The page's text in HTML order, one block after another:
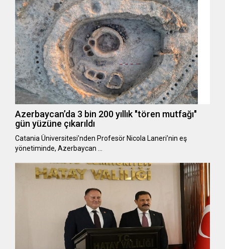
Azerbaycan’da 3 bin 200 yıllık "tören mutfağı"
gün yüzüne çıkarıldı
Catania Üniversitesi’nden Profesör Nicola Laneri’nin eş
yönetiminde, Azerbaycan …